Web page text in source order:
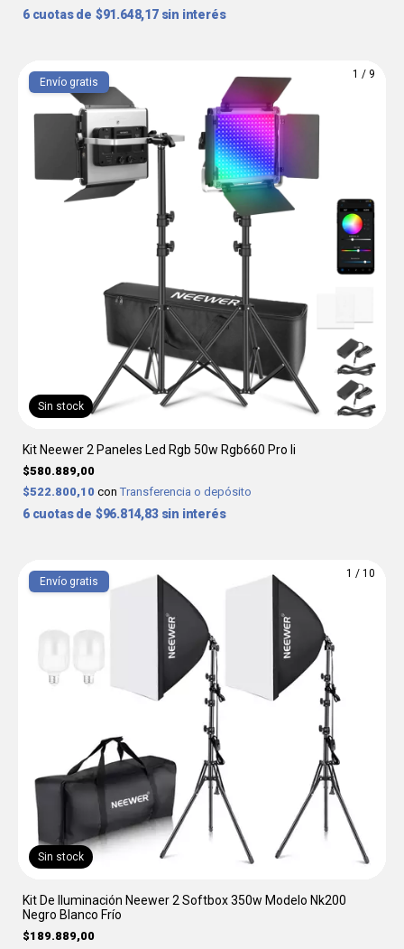
6 $91.648,17 sin interés
1 / 9
Sin stock
Envío gratis
Kit Neewer 2 Paneles Led Rgb 50w Rgb660 Pro Ii
$580.889,00
$522.800,10 con Transferencia o depósito
6 $96.814,83 sin interés
1 / 10
Sin stock
Envío gratis
Kit De Iluminación Neewer 2 Softbox 350w Modelo Nk200
Negro Blanco Frío
$189.889,00